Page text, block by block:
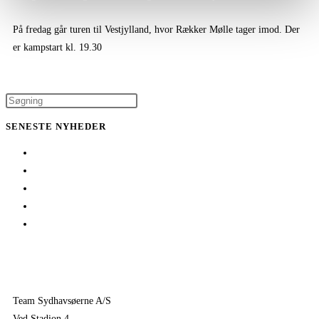
På fredag går turen til Vestjylland, hvor Rækker Mølle tager imod. Der
er kampstart kl. 19.30
SENESTE NYHEDER
Team Sydhavsøerne A/S